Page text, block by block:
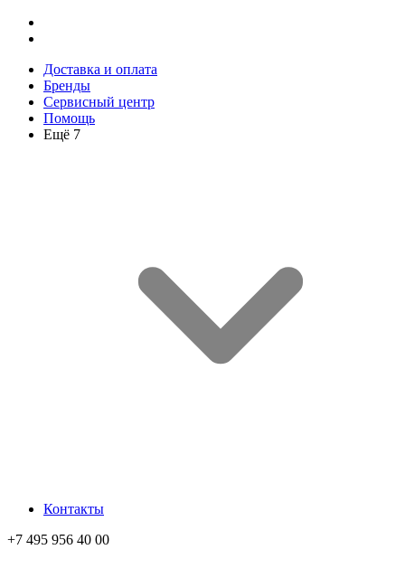
Доставка и оплата
Бренды
Сервисный центр
Помощь
Ещё 7
Контакты
+7 495 956 40 00